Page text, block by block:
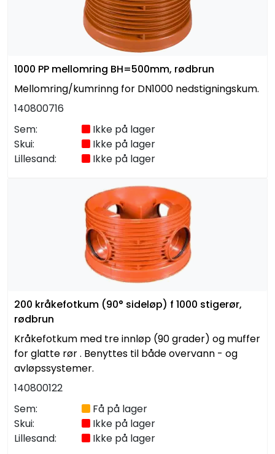
1000 PP mellomring BH=500mm, rødbrun
Mellomring/kumrinng for DN1000 nedstigningskum.
140800716
Sem:
Ikke på lager
Skui:
Ikke på lager
Lillesand:
Ikke på lager
200 kråkefotkum (90° sideløp) f 1000 stigerør,
rødbrun
Kråkefotkum med tre innløp (90 grader) og muffer
for glatte rør . Benyttes til både overvann - og
avløpssystemer.
140800122
Sem:
Få på lager
Skui:
Ikke på lager
Lillesand:
Ikke på lager